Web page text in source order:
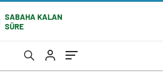
SABAHA KALAN
SÜRE